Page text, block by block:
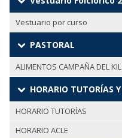
Vestuario por curso
PASTORAL
ALIMENTOS CAMPAÑA DEL
HORARIO TUTORÍAS
HORARIO TUTORÍAS
HORARIO ACLE